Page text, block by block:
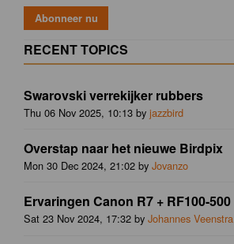
RECENT TOPICS
Swarovski verrekijker rubbers
Thu 06 Nov 2025, 10:13 by jazzbird
Overstap naar het nieuwe Birdpix
Mon 30 Dec 2024, 21:02 by Jovanzo
Ervaringen Canon R7 + RF100-500
Sat 23 Nov 2024, 17:32 by Johannes Veenstra